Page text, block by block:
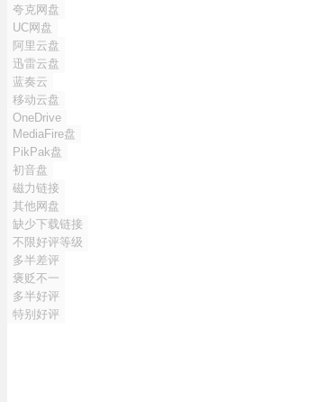
夸克网盘
UC网盘
阿里云盘
迅雷云盘
蓝奏云
移动云盘
OneDrive
MediaFire盘
PikPak盘
初音盘
磁力链接
其他网盘
缺少下载链接
不限好评等级
多半差评
褒贬不一
多半好评
特别好评